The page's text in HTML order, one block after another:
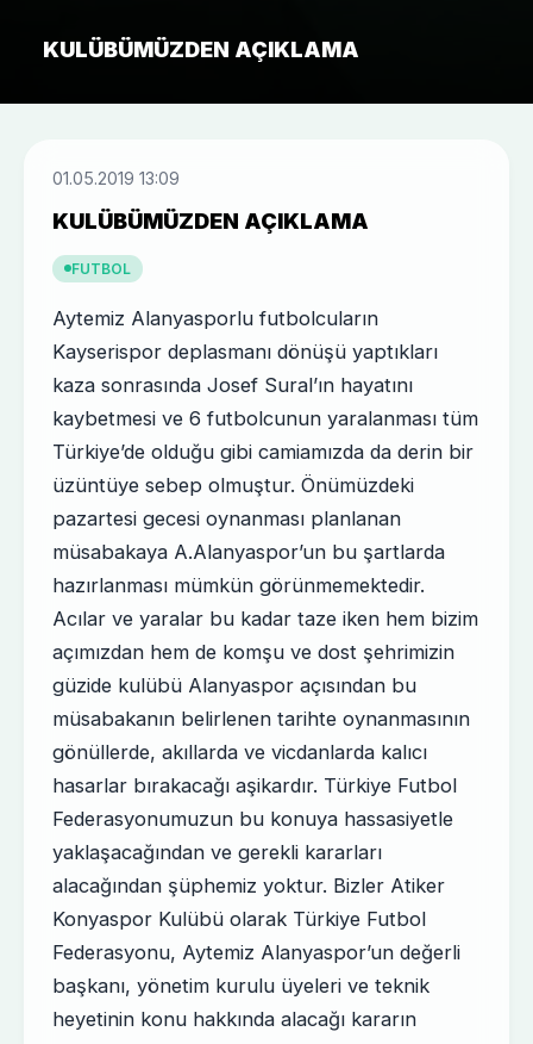
KULÜBÜMÜZDEN AÇIKLAMA
01.05.2019 13:09
KULÜBÜMÜZDEN AÇIKLAMA
FUTBOL
Aytemiz Alanyasporlu futbolcuların
Kayserispor deplasmanı dönüşü yaptıkları
kaza sonrasında Josef Sural’ın hayatını
kaybetmesi ve 6 futbolcunun yaralanması tüm
Türkiye’de olduğu gibi camiamızda da derin bir
üzüntüye sebep olmuştur. Önümüzdeki
pazartesi gecesi oynanması planlanan
müsabakaya A.Alanyaspor’un bu şartlarda
hazırlanması mümkün görünmemektedir.
Acılar ve yaralar bu kadar taze iken hem bizim
açımızdan hem de komşu ve dost şehrimizin
güzide kulübü Alanyaspor açısından bu
müsabakanın belirlenen tarihte oynanmasının
gönüllerde, akıllarda ve vicdanlarda kalıcı
hasarlar bırakacağı aşikardır. Türkiye Futbol
Federasyonumuzun bu konuya hassasiyetle
yaklaşacağından ve gerekli kararları
alacağından şüphemiz yoktur. Bizler Atiker
Konyaspor Kulübü olarak Türkiye Futbol
Federasyonu, Aytemiz Alanyaspor’un değerli
başkanı, yönetim kurulu üyeleri ve teknik
heyetinin konu hakkında alacağı kararın